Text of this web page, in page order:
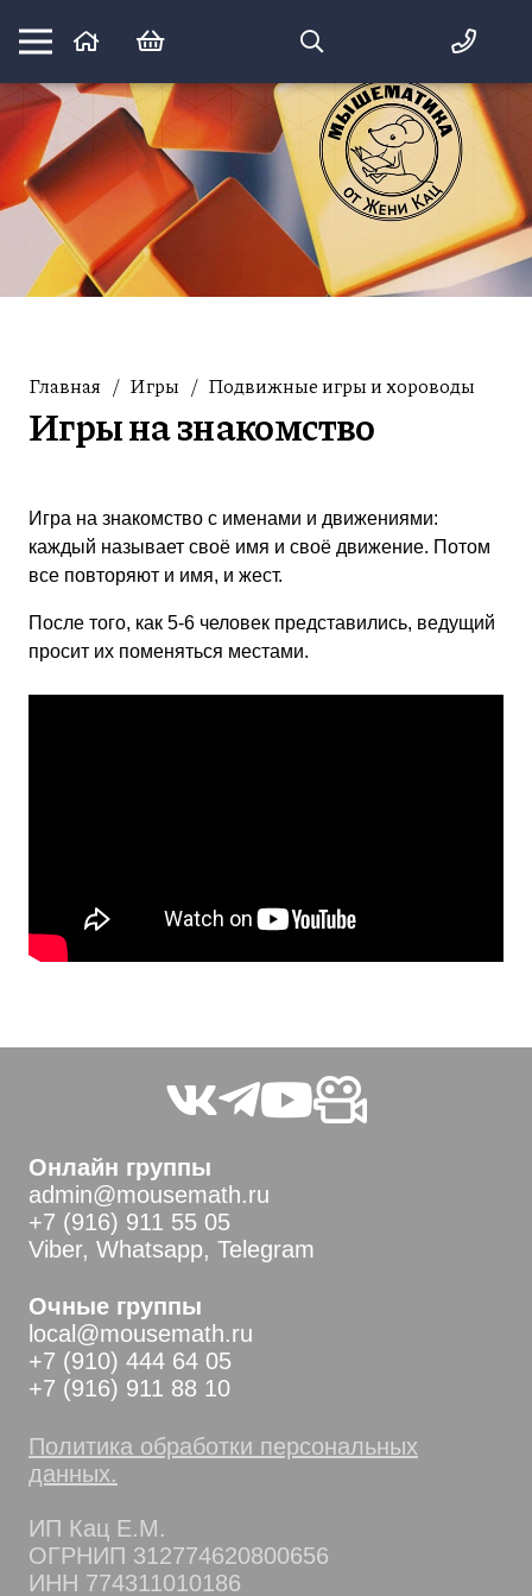
Математика вприпрыжку:
идеи и игры для детей и их родителей
Главная / Игры / Подвижные игры и хороводы
Игры на знакомство
Игра на знакомство с именами и движениями:
каждый называет своё имя и своё движение. Потом
все повторяют и имя, и жест.
После того, как 5-6 человек представились, ведущий
просит их поменяться местами.
Онлайн группы
admin@mousemath.ru
+7 (916) 911 55 05
Viber, Whatsapp, Telegram
Очные группы
local@mousemath.ru
+7 (910) 444 64 05
+7 (916) 911 88 10
Политика обработки персональных
данных.
ИП Кац Е.М.
ОГРНИП 312774620800656
ИНН 774311010186